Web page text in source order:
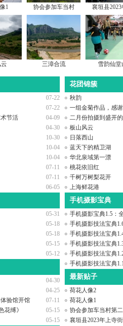
1 协会参加车当村 襄垣县2023
三漳合流 雪韵仙堂
07-22
07-22
04-09
节活
04-30
10-30
10-04
10-04
07-11
07-11
06-05
05-31
05-18
05-18
05-15
05-12
04-30
04-25
07-11
验馆开馆
05-15
缚》
05-15
花团锦簇
秋韵
一组金菊作品，感
二月份拍摄到盛开
板山风云
日落西山
蓝天下的精卫湖
华北泉域第一漂
桃花依旧红
千树万树梨花开
上海鲜花港
手机摄影宝典
手机摄影宝典1.5：
手机摄影技法宝典
手机摄影技法宝典
手机摄影技法宝典
手机摄影技法宝典
手机摄影技法宝典
最新贴子
荷花人像2
荷花人像1
协会参加车当村第
襄垣县2023年上寺